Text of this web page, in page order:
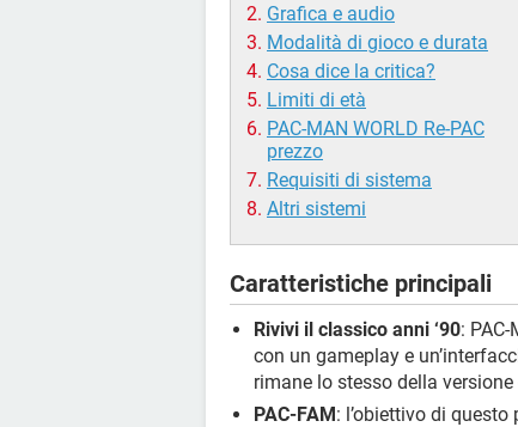
Grafica e audio
Modalità di gioco e durata
Cosa dice la critica?
Limiti di età
PAC-MAN WORLD Re-PAC
prezzo
Requisiti di sistema
Altri sistemi
Caratteristiche principali
Rivivi il classico anni ‘90:
con un gameplay e
rimane lo stesso della
PAC-FAM: l’obiettivo di